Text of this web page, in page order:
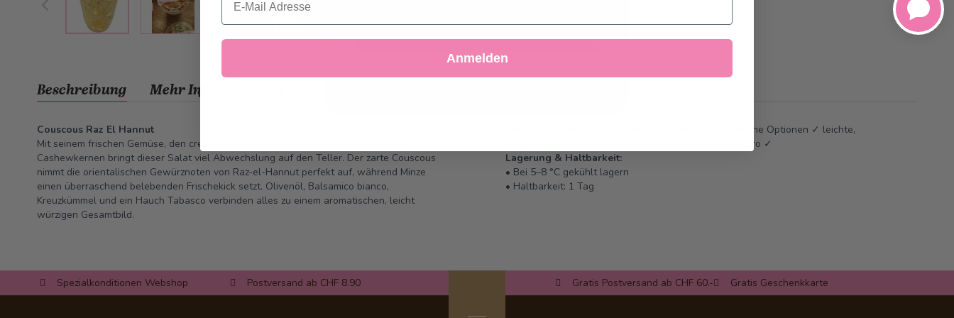
Beschreibung
Couscous Raz El Hannut
Mit seinem frischen Gemüse, den cremigen Mozzarella-Perlen und den knackigen
Cashewkernen bringt dieser Salat viel Abwechslung auf den Teller. Der zarte Couscous
nimmt die orientalischen Gewürznoten von Raz-el-Hannut perfekt auf, während Minze
einen überraschend belebenden Frischekick setzt. Olivenöl, Balsamico bianco,
Kreuzkümmel und ein Hauch Tabasco verbinden alles zu einem aromatischen, leicht
würzigen Gesamtbild.
orientalisch inspirierte Lunches ✓ vegetarische Optionen ✓ leichte,
abwechslungsreiche Mahlzeiten ✓ unterwegs & im Büro ✓
Lagerung & Haltbarkeit:
• Bei 5–8 °C gekühlt lagern
• Haltbarkeit: 1 Tag
Mehr Informationen
Spezialkonditionen Webshop Postversand ab CHF 8.90 Gratis Postversand ab CHF 60.- Gratis Geschenkkarte
Akzeptieren
Einstellungen anpassen
Anmelden